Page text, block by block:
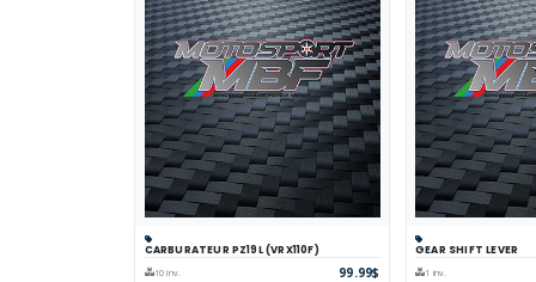
Panier Comparer
CARBURATEUR PZ19L (VRX110F)
10 inv. 99.99$
Panier
GEAR SHIFT LEVER
1 inv.